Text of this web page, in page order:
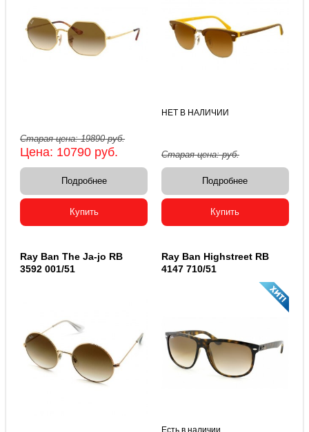
Старая цена:19890руб.
Цена: 10790 руб.
Подробнее
Купить
НЕТ В НАЛИЧИИ
Старая цена:руб.
Подробнее
Купить
Ray Ban The Ja-jo RB
3592 001/51
Ray Ban Highstreet RB
4147 710/51